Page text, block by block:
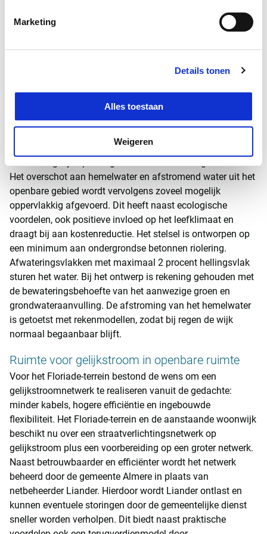
Marketing
Details tonen
Alles toestaan
Weigeren
die normaal zijn voorbehouden aan openbare ruimtes als
stadscentrums, trein- en busstations of stationspleinen.
Om de rolstoelvriendelijkheid te waarborgen, worden
maximaal 2 %. Dankzij dit ‘vals plat’ kunnen
rolstoelgebruikers zich met minimale inspanning vrij
Grip op water: circulaire waterhuishouding
De waterhuishouding is zo ingericht dat het hemelwater
Het overschot aan hemelwater en afstromend water uit het
openbare gebied wordt vervolgens zoveel mogelijk
oppervlakkig afgevoerd. Dit heeft naast ecologische
voordelen, ook positieve invloed op het leefklimaat en
draagt bij aan kostenreductie. Het stelsel is ontworpen op
een minimum aan ondergrondse betonnen riolering.
Afwateringsvlakken met maximaal 2 procent hellingsvlak
sturen het water. Bij het ontwerp is rekening gehouden met
de bewateringsbehoefte van het aanwezige groen en
grondwateraanvulling. De afstroming van het hemelwater
is getoetst met rekenmodellen, zodat bij regen de wijk
normaal begaanbaar blijft.
Ruimte voor gelijkstroom in openbare ruimte
Voor het Floriade-terrein bestond de wens om een
gelijkstroomnetwerk te realiseren vanuit de gedachte:
minder kabels, hogere efficiëntie en ingebouwde
flexibiliteit. Het Floriade-terrein en de aanstaande woonwijk
beschikt nu over een straatverlichtingsnetwerk op
gelijkstroom plus een voorbereiding op een groter netwerk.
Naast betrouwbaarder en efficiënter wordt het netwerk
beheerd door de gemeente Almere in plaats van
netbeheerder Liander. Hierdoor wordt Liander ontlast en
kunnen eventuele storingen door de gemeentelijke dienst
sneller worden verholpen. Dit biedt naast praktische